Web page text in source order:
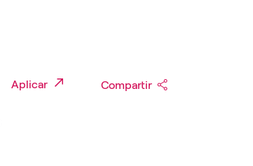
Aplicar Compartir